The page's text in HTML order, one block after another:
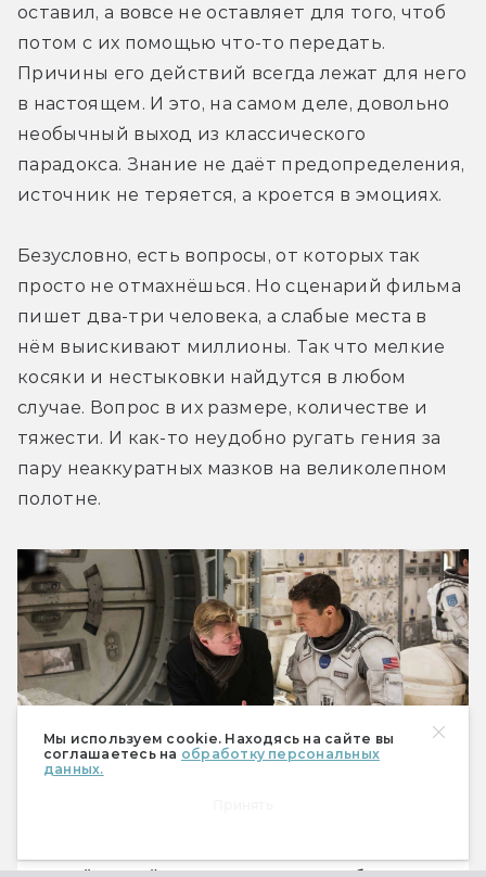
Мы используем cookie. Находясь на сайте вы
соглашаетесь на обработку персональных
данных.
оставил, а вовсе не оставляет для того, чтоб
потом с их помощью что-то передать.
Причины его действий всегда лежат для него
в настоящем. И это, на самом деле, довольно
необычный выход из классического
парадокса. Знание не даёт предопределения,
источник не теряется, а кроется в эмоциях.
Безусловно, есть вопросы, от которых так
просто не отмахнёшься. Но сценарий фильма
пишет два-три человека, а слабые места в
нём выискивают миллионы. Так что мелкие
косяки и нестыковки найдутся в любом
случае. Вопрос в их размере, количестве и
тяжести. И как-то неудобно ругать гения за
пару неаккуратных мазков на великолепном
полотне.